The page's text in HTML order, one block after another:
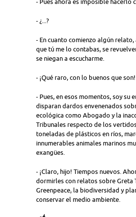
- Pues ahora es imposible hacerlo
- ¿...?
- En cuanto comienzo algún relato,
que tú me lo contabas, se
se niegan a escucharme.
- ¡Qué raro, con lo buenos que son!
- Pues, en esos momentos, soy su
disparan dardos envenenados
ecológica como Abogado y la
Tribunales respecto de los
toneladas de plásticos en ríos,
innumerables animales marinos
exangües.
- ¡Claro, hijo! Tiempos nuevos.
dormirles con relatos sobre Greta
Greenpeace, la biodiversidad y
conservar el medio ambiente.